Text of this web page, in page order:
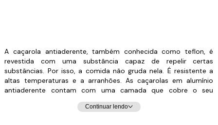
A caçarola antiaderente, também conhecida como teflon, é
revestida com uma substância capaz de repelir certas
substâncias. Por isso, a comida não gruda nela. É resistente a
altas temperaturas e a arranhões. As caçarolas em alumínio
antiaderente contam com uma camada que cobre o seu
material e evita que o alimento grude em seu interior. Dessa
forma, contribuem para uma culinária saudável, dispensando o
Continuar lendo